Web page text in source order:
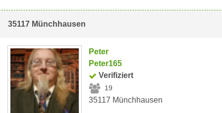
35117 Münchhausen
Peter
Peter165
Verifiziert
19
35117 Münchhausen